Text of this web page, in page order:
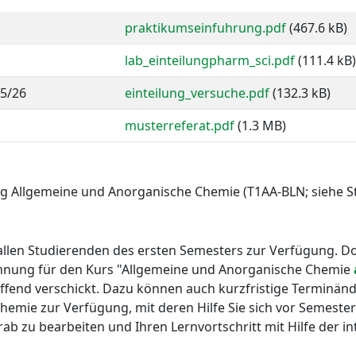
praktikumseinfuhrung.pdf(467.6 kB)
lab_einteilungpharm_sci.pdf(111.4 kB)
26
einteilung_versuche.pdf(132.3 kB)
musterreferat.pdf(1.3 MB)
und Anorganische Chemie (T1AA-BLN; siehe
Studierenden des ersten Semesters zur Verfügung.
für den Kurs "Allgemeine und Anorganische Chemie
verschickt. Dazu können auch kurzfristige
zur Verfügung, mit deren Hilfe Sie sich vor
zu bearbeiten und Ihren Lernvortschritt mit Hilfe der